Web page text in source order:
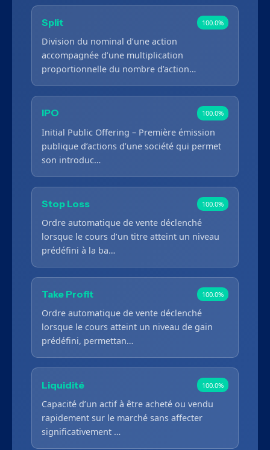
Split 100.0%
Division du nominal d’une action
accompagnée d’une multiplication
proportionnelle du nombre d’action…
IPO 100.0%
Initial Public Offering – Première émission
publique d’actions d’une société qui permet
son introduc…
Stop Loss 100.0%
Ordre automatique de vente déclenché
lorsque le cours d’un titre atteint un niveau
prédéfini à la ba…
Take Profit 100.0%
Ordre automatique de vente déclenché
lorsque le cours atteint un niveau de gain
prédéfini, permettan…
Liquidité 100.0%
Capacité d’un actif à être acheté ou vendu
rapidement sur le marché sans affecter
significativement …